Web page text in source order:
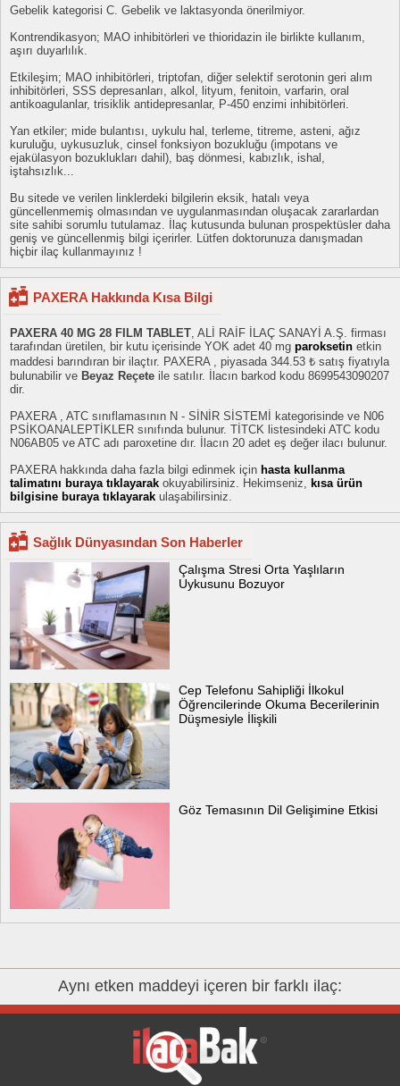
Gebelik kategorisi C. Gebelik ve laktasyonda önerilmiyor.
Kontrendikasyon; MAO inhibitörleri ve thioridazin ile birlikte kullanım,
aşırı duyarlılık.
Etkileşim; MAO inhibitörleri, triptofan, diğer selektif serotonin geri alım
inhibitörleri, SSS depresanları, alkol, lityum, fenitoin, varfarin, oral
antikoagulanlar, trisiklik antidepresanlar, P-450 enzimi inhibitörleri.
Yan etkiler; mide bulantısı, uykulu hal, terleme, titreme, asteni, ağız
kuruluğu, uykusuzluk, cinsel fonksiyon bozukluğu (impotans ve
ejakülasyon bozuklukları dahil), baş dönmesi, kabızlık, ishal,
iştahsızlık...
Bu sitede ve verilen linklerdeki bilgilerin eksik, hatalı veya
güncellenmemiş olmasından ve uygulanmasından oluşacak zararlardan
site sahibi sorumlu tutulamaz. İlaç kutusunda bulunan prospektüsler daha
geniş ve güncellenmiş bilgi içerirler. Lütfen doktorunuza danışmadan
hiçbir ilaç kullanmayınız !
PAXERA Hakkında Kısa Bilgi
PAXERA 40 MG 28 FILM TABLET, ALİ RAİF İLAÇ SANAYİ A.Ş. firması
tarafından üretilen, bir kutu içerisinde YOK adet 40 mg paroksetin etkin
maddesi barındıran bir ilaçtır. PAXERA , piyasada 344.53 ₺ satış fiyatıyla
bulunabilir ve Beyaz Reçete ile satılır. İlacın barkod kodu 8699543090207
dir.
PAXERA , ATC sınıflamasının N - SİNİR SİSTEMİ kategorisinde ve N06
PSİKOANALEPTİKLER sınıfında bulunur. TİTCK listesindeki ATC kodu
N06AB05 ve ATC adı paroxetine dır. İlacın 20 adet eş değer ilacı bulunur.
PAXERA hakkında daha fazla bilgi edinmek için hasta kullanma
talimatını buraya tıklayarak okuyabilirsiniz. Hekimseniz, kısa ürün
bilgisine buraya tıklayarak ulaşabilirsiniz.
Sağlık Dünyasından Son Haberler
Çalışma Stresi Orta Yaşlıların
Uykusunu Bozuyor
Cep Telefonu Sahipliği İlkokul
Öğrencilerinde Okuma Becerilerinin
Düşmesiyle İlişkili
Göz Temasının Dil Gelişimine Etkisi
Aynı etken maddeyi içeren bir farklı ilaç: